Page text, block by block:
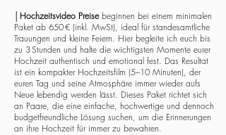
Hochzeitsvideo Preisebeginnen bei einem minimalen
Paket ab 650 € (inkl. MwSt), ideal für standesamtliche
Trauungen und kleine Feiern. Hier begleite ich euch bis
zu 3 Stunden und halte die wichtigsten Momente eurer
Hochzeit authentisch und emotional fest. Das Resultat
ist ein kompakter Hochzeitsfilm (5–10 Minuten), der
euren Tag und seine Atmosphäre immer wieder aufs
Neue lebendig werden lässt. Dieses Paket richtet sich
an Paare, die eine einfache, hochwertige und dennoch
budgetfreundliche Lösung suchen, um die Erinnerungen
an ihre Hochzeit für immer zu bewahren.